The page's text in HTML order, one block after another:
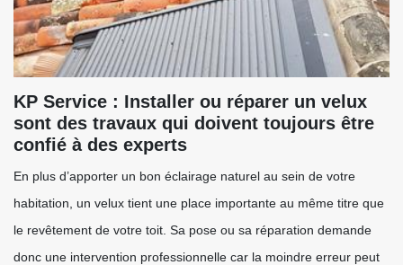
KP Service : Installer ou réparer un velux
sont des travaux qui doivent toujours être
confié à des experts
En plus d’apporter un bon éclairage naturel au sein de votre
habitation, un velux tient une place importante au même titre que
le revêtement de votre toit. Sa pose ou sa réparation demande
donc une intervention professionnelle car la moindre erreur peut